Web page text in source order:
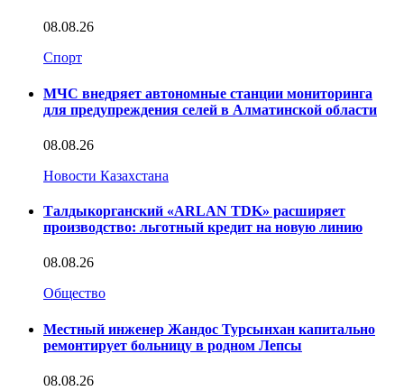
08.08.26
Спорт
МЧС внедряет автономные станции мониторинга
для предупреждения селей в Алматинской области
08.08.26
Новости Казахстана
Талдыкорганский «ARLAN TDK» расширяет
производство: льготный кредит на новую линию
08.08.26
Общество
Местный инженер Жандос Турсынхан капитально
ремонтирует больницу в родном Лепсы
08.08.26